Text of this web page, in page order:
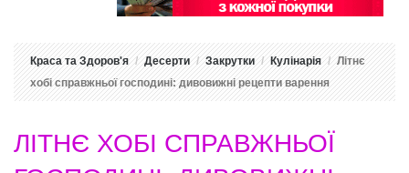
Краса та Здоров'я Десерти Закрутки Кулінарія
Літнє
хобі справжньої господині: дивовижні рецепти варення
ЛІТНЄ ХОБІ СПРАВЖНЬОЇ